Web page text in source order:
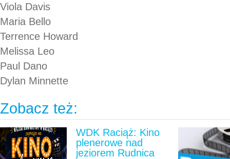
Viola Davis
Maria Bello
Terrence Howard
Melissa Leo
Paul Dano
Dylan Minnette
Zobacz też:
WDK Raciąż: Kino
plenerowe nad
jeziorem Rudnica